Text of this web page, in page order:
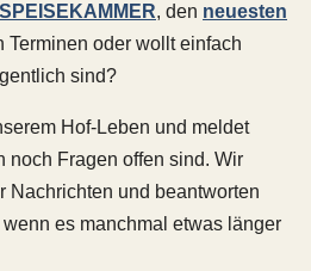
SPEISEKAMMER, den neuesten
Terminen oder wollt einfach
sind?
Hof-Leben und meldet
noch Fragen offen sind. Wir
Nachrichten und beantworten
es manchmal etwas länger